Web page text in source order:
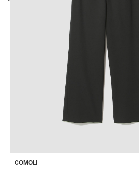
COMOLI